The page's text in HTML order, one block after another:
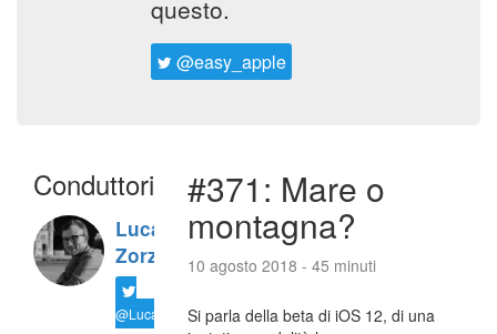
questo.
@easy_apple
Conduttori
Luca
Zorzi
@LucaTNT
#371: Mare o
montagna?
10 agosto 2018 - 45 minuti
Si parla della beta di iOS 12, di una